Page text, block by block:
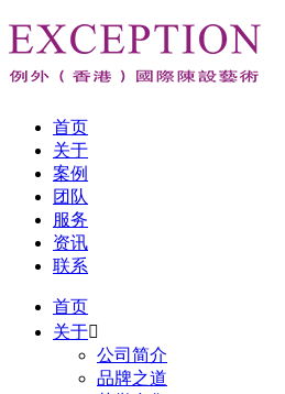
首页
关于
案例
团队
服务
资讯
联系
首页
关于
公司简介
品牌之道